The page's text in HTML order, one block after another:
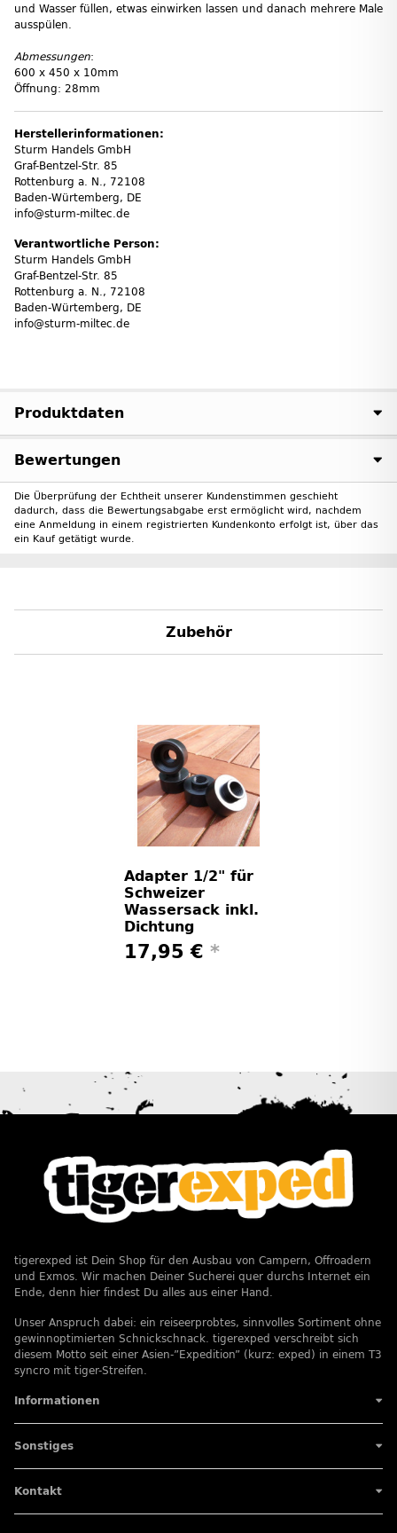
und Wasser füllen, etwas einwirken lassen und danach mehrere Male
ausspülen.
Abmessungen:
600 x 450 x 10mm
Öffnung: 28mm
Herstellerinformationen:
Sturm Handels GmbH
Graf-Bentzel-Str. 85
Rottenburg a. N., 72108
Baden-Würtemberg, DE
info@sturm-miltec.de
Verantwortliche Person:
Sturm Handels GmbH
Graf-Bentzel-Str. 85
Rottenburg a. N., 72108
Baden-Würtemberg, DE
info@sturm-miltec.de
Produktdaten
Bewertungen
Die Überprüfung der Echtheit unserer Kundenstimmen geschieht
dadurch, dass die Bewertungsabgabe erst ermöglicht wird, nachdem
eine Anmeldung in einem registrierten Kundenkonto erfolgt ist, über das
ein Kauf getätigt wurde.
Zubehör
Adapter 1/2" für
Schweizer
Wassersack inkl.
Dichtung
17,95 € *
tigerexped ist Dein Shop für den Ausbau von Campern, Offroadern
und Exmos. Wir machen Deiner Sucherei quer durchs Internet ein
Ende, denn hier findest Du alles aus einer Hand.
Unser Anspruch dabei: ein reiseerprobtes, sinnvolles Sortiment ohne
gewinnoptimierten Schnickschnack. tigerexped verschreibt sich
diesem Motto seit einer Asien-”Expedition” (kurz: exped) in einem T3
syncro mit tiger-Streifen.
Informationen
Sonstiges
Kontakt